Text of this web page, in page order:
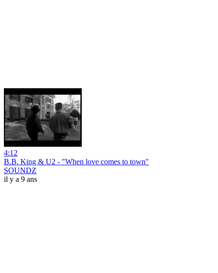
4:12
B.B. King & U2 - "When love comes to town"
SOUNDZ
il y a 9 ans